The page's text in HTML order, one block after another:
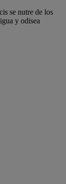
se nutre de los
y odisea